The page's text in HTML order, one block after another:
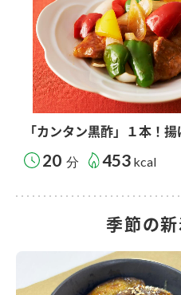
「カンタン黒酢」１本！
20 分 453 kcal
季節の